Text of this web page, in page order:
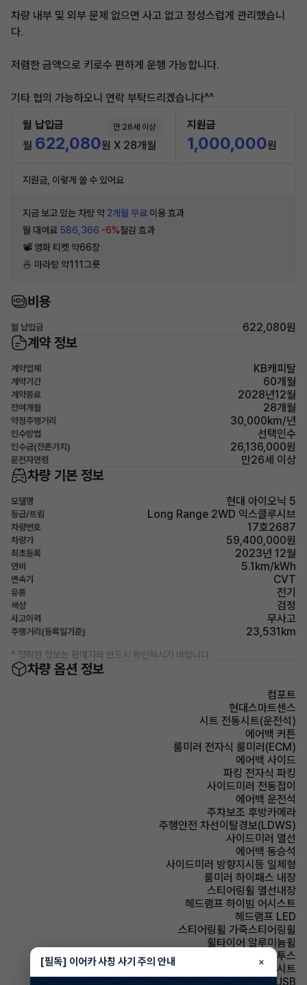
차량 내부 및 외부 문제 없으면 사고 없고 정성스럽게 관리했습니
다.
저렴한 금액으로 키로수 편하게 운행 가능합니다.
기타 협의 가능하오니 연락 부탁드리겠습니다^^
월 납입금 만 26세 이상
월 622,080원 X 28개월
지원금
1,000,000원
지원금, 이렇게 쓸 수 있어요
지금 보고 있는 차량 약 2개월 무료 이용 효과
월 대여료 586,366 -6%절감 효과
📽 영화 티켓 약66장
🍜 마라탕 약111그릇
비용
월 납입금 622,080원
계약 정보
계약업체 KB캐피탈
계약기간 60개월
계약종료 2028년12월
잔여개월 28개월
약정주행거리 30,000km/년
인수방법 선택인수
인수금(잔존가치) 26,136,000원
운전자연령 만26세 이상
차량 기본 정보
모델명 현대 아이오닉 5
등급/트림 Long Range 2WD 익스클루시브
차량번호 17호2687
차량가 59,400,000원
최초등록 2023년 12월
연비 5.1km/kWh
변속기 CVT
유종 전기
색상 검정
사고이력 무사고
주행거리(등록일기준) 23,531km
* 정확한 정보는 판매자와 반드시 확인하시기 바랍니다.
차량 옵션 정보
컴포트
현대스마트센스
시트 전동시트(운전석)
에어백 커튼
룸미러 전자식 룸미러(ECM)
에어백 사이드
파킹 전자식 파킹
사이드미러 전동접이
에어백 운전석
주차보조 후방카메라
주행안전 차선이탈경보(LDWS)
사이드미러 열선
에어백 동승석
사이드미러 방향지시등 일체형
룸미러 하이패스 내장
스티어링휠 열선내장
헤드램프 하이빔 어시스트
헤드램프 LED
스티어링휠 가죽스티어링휠
휠타이어 알루미늄휠
유무선단자 블루투스
시트 인조가죽시트
유무선단자 USB
[필독] 이어카 사칭 사기 주의 안내 ×